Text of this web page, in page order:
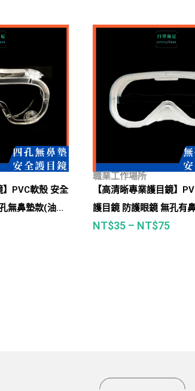
】PVC軟殼 安全
無鼻墊款(油
溶劑、粉塵、
職業工作場所
【高清晰專業護目鏡】
護目鏡 防護眼鏡 無孔有
漆、農藥、木工、有機溶
NT$35 – NT$75